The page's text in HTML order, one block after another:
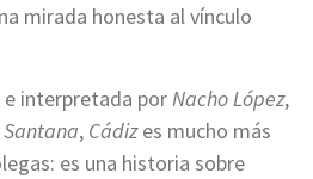
mirada honesta al vínculo
e interpretada porNacho López,
, Cádizes mucho más
es una historia sobre